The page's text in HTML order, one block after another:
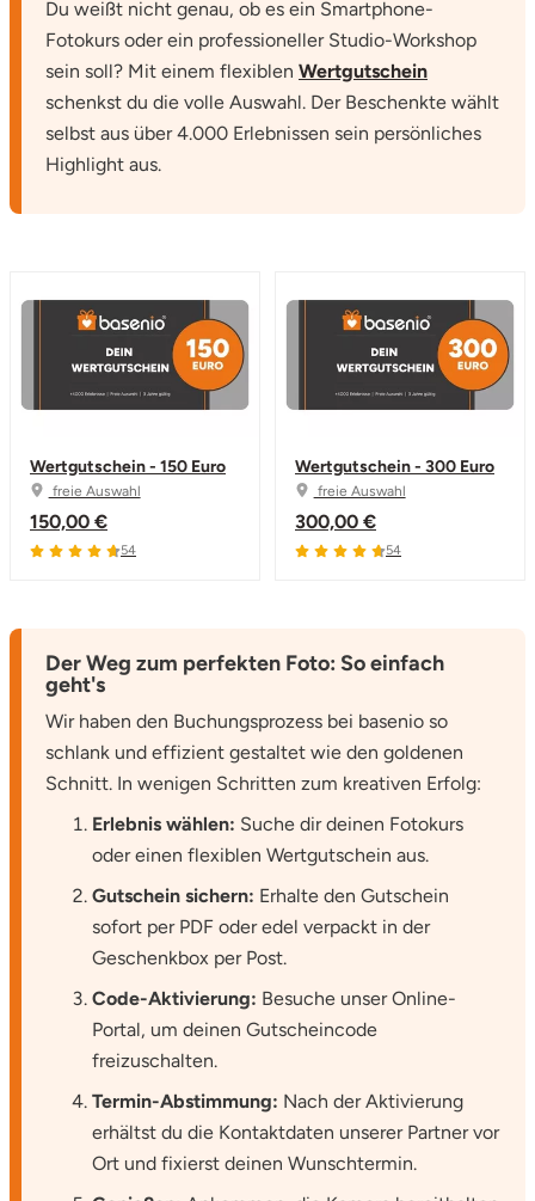
Du weißt nicht genau, ob es ein Smartphone-
Fotokurs oder ein professioneller Studio-Workshop
sein soll? Mit einem flexiblen Wertgutschein
schenkst du die volle Auswahl. Der Beschenkte wählt
selbst aus über 4.000 Erlebnissen sein persönliches
Highlight aus.
Wertgutschein - 150 Euro
freie Auswahl
150,00 €
4.7 von 5
54
Wertgutschein - 300 Euro
freie Auswahl
300,00 €
4.7 von 5
54
Der Weg zum perfekten Foto: So einfach
geht's
Wir haben den Buchungsprozess bei basenio so
schlank und effizient gestaltet wie den goldenen
Schnitt. In wenigen Schritten zum kreativen Erfolg:
Erlebnis wählen: Suche dir deinen Fotokurs
oder einen flexiblen Wertgutschein aus.
Gutschein sichern: Erhalte den Gutschein
sofort per PDF oder edel verpackt in der
Geschenkbox per Post.
Code-Aktivierung: Besuche unser Online-
Portal, um deinen Gutscheincode
freizuschalten.
Termin-Abstimmung: Nach der Aktivierung
erhältst du die Kontaktdaten unserer Partner vor
Ort und fixierst deinen Wunschtermin.